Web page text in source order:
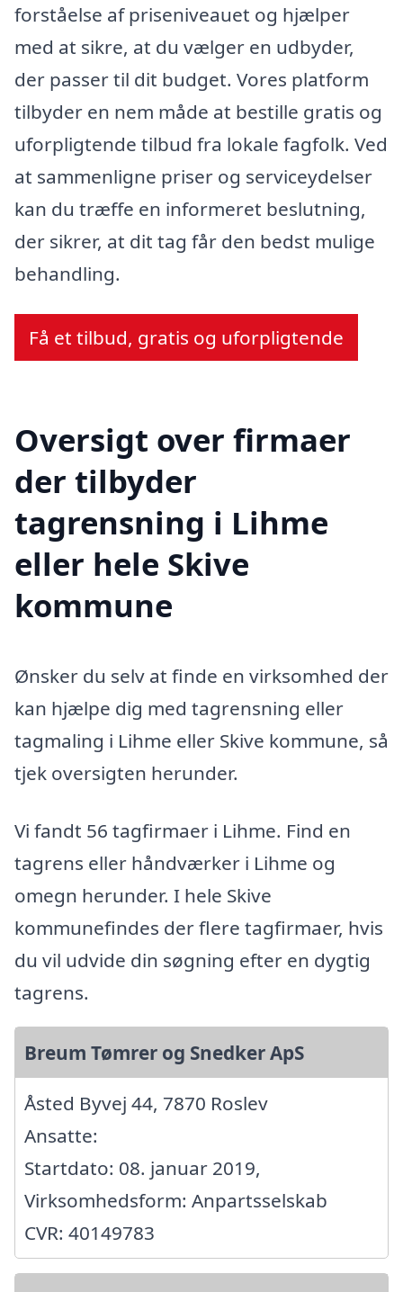
forståelse af priseniveauet og hjælper
med at sikre, at du vælger en udbyder,
der passer til dit budget. Vores platform
tilbyder en nem måde at bestille gratis og
uforpligtende tilbud fra lokale fagfolk. Ved
at sammenligne priser og serviceydelser
kan du træffe en informeret beslutning,
der sikrer, at dit tag får den bedst mulige
behandling.
Få et tilbud, gratis og uforpligtende
Oversigt over firmaer
der tilbyder
tagrensning i Lihme
eller hele Skive
kommune
Ønsker du selv at finde en virksomhed der
kan hjælpe dig med tagrensning eller
tagmaling i Lihme eller Skive kommune, så
tjek oversigten herunder.
Vi fandt 56 tagfirmaer i Lihme. Find en
tagrens eller håndværker i Lihme og
omegn herunder. I hele Skive
kommunefindes der flere tagfirmaer, hvis
du vil udvide din søgning efter en dygtig
tagrens.
Breum Tømrer og Snedker ApS
Åsted Byvej 44, 7870 Roslev
Ansatte:
Startdato: 08. januar 2019,
Virksomhedsform: Anpartsselskab
CVR: 40149783